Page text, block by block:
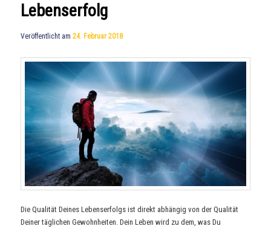
Lebenserfolg
Veröffentlicht am24. Februar 2018
Die Qualität Deines Lebenserfolgs ist direkt abhängig von der Qualität
Deiner täglichen Gewohnheiten. Dein Leben wird zu dem, was Du